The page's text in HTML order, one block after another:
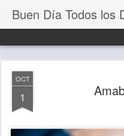
Buen Día Todos los
OCT
1